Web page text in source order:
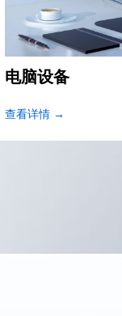
电脑设备
查看详情 →